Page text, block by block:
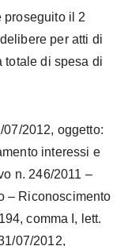
proseguito il 2
per atti di
totale di spesa di
07/2012, oggetto:
interessi e
n. 246/2011 –
– Riconoscimento
comma I, lett.
07/2012,